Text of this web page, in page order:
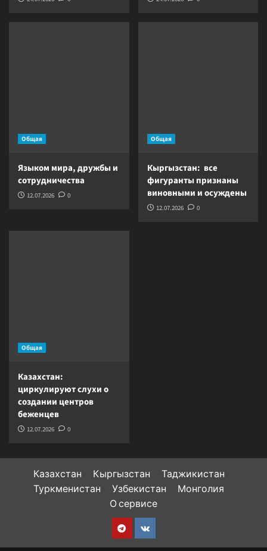
Общая
Языком мира, дружбы и
сотрудничества
12.07.2026 0
Общая
Кыргызстан: все
фигуранты признаны
виновными и осуждены
12.07.2026 0
Общая
Казахстан:
циркулируют слухи о
создании центров
беженцев
12.07.2026 0
Казахстан Кыргызстан
Таджикистан
Туркменистан
Узбекистан
Монголия
О сервисе
Telegram
VK